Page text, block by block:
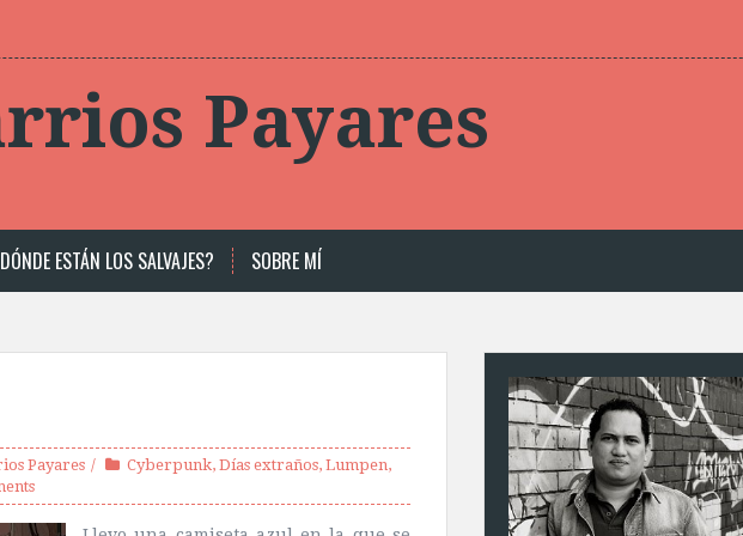
Payares
ESTÁN LOS SALVAJES? SOBRE MÍ
Payares Cyberpunk, Días extraños, Lumpen,